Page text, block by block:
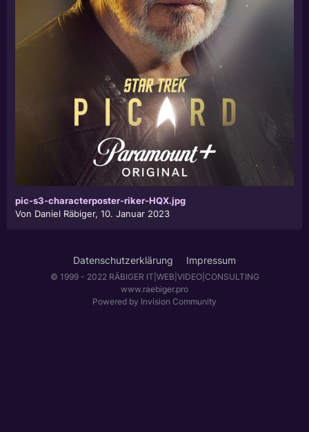
pic-s3-characterposter-riker-HQX.jpg
Von Daniel Räbiger, 10. Januar 2023
Datenschutzerklärung Impressum
© 1999 - 2022 RÄBIGER IT|WEB|VIDEO|CONSULTING
www.raebiger.pro
Powered by Invision Community